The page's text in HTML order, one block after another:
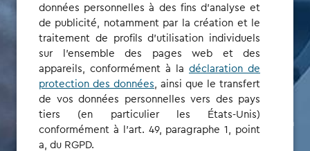
d’installation ni
d’administration
Notre nouvelle solution de parc est un moyen simple mais
efficace de gérer la recharge et la facturation. Pour les
gestionnaires de parc, cela signifie moins d’administration
et une transparence totale des coûts.
données personnelles à des fins d'analyse et
de publicité, notamment par la création et le
traitement de profils d'utilisation individuels
sur l'ensemble des pages web et des
appareils, conformément à la déclaration de
protection des données , ainsi que le transfert
de vos données personnelles vers des pays
tiers (en particulier les États-Unis)
conformément à l'art. 49, paragraphe 1, point
a, du RGPD.